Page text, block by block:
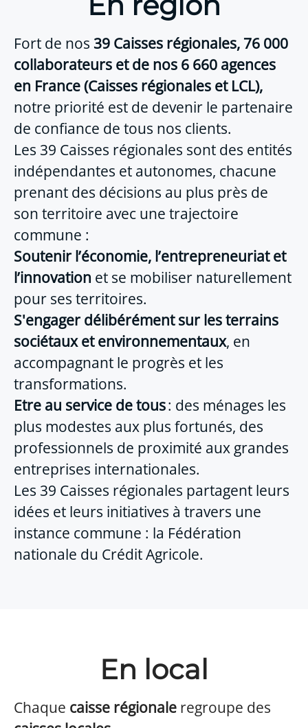
Fort de nos 39 Caisses régionales, 76 000
collaborateurs et de nos 6 660 agences
en France (Caisses régionales et LCL),
notre priorité est de devenir le partenaire
de confiance de tous nos clients.
Les 39 Caisses régionales sont des entités
indépendantes et autonomes, chacune
prenant des décisions au plus près de
son territoire avec une trajectoire
commune :
Soutenir l’économie, l’entrepreneuriat et
l’innovation et se mobiliser naturellement
pour ses territoires.
S'engager délibérément sur les terrains
sociétaux et environnementaux, en
accompagnant le progrès et les
transformations.
Etre au service de tous: des ménages les
plus modestes aux plus fortunés, des
professionnels de proximité aux grandes
entreprises internationales.
Les 39 Caisses régionales partagent leurs
idées et leurs initiatives à travers une
instance commune : la Fédération
nationale du Crédit Agricole.
En local
Chaque caisse régionale regroupe des